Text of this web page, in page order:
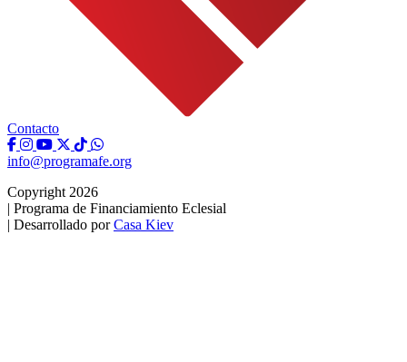
Contacto
info@programafe.org
Copyright 2026
| Programa de Financiamiento Eclesial
| Desarrollado porCasa Kiev